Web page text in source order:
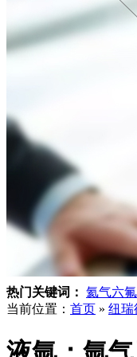
热门关键词： 氦气六
当前位置： 首页 » 纽瑞